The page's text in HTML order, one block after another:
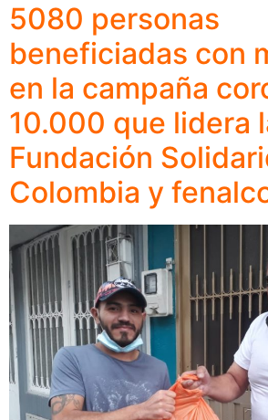
5080 personas
beneficiadas con
en la campaña
10.000 que lidera
Fundación
Colombia y